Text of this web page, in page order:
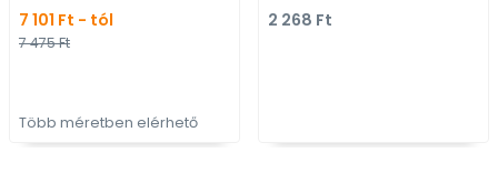
7 101 Ft - tól
7 475 Ft
Több méretben elérhető
gombfogantyú,
2 268 Ft